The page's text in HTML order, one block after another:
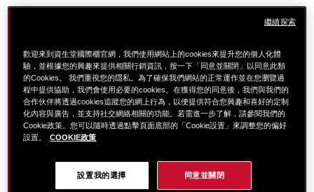
歡迎來到資生堂國際櫃官網，我們使用網站上的cookies來提升您的個人化體
驗，並根據您的興趣來提供相關行銷資訊，按一下「同意並關閉」以同意此類
的Cookies。 我們重視您的隱私。為了確保我們網站的正常運作並在您瀏覽過
程中提供協助，我們會使用必要的cookies。在獲得您的同意後，我們與我們的
合作伙伴將透過cookies追蹤您的網上行為，以便提供符合您興趣和喜好的定制
化內容與廣告，並支持社交網絡相關的功能。若需進一步了解，請參閱我們的
Cookie政策。您可以隨時透過點擊頁面底部的「Cookie設置」來調整您的偏好
設置。
COOKIE政策
設置我的選擇 同意並關閉
繼續探索